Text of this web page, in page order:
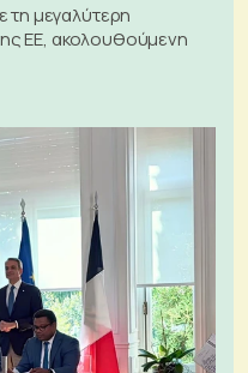
τη μεγαλύτερη
ΕΕ, ακολουθούμενη